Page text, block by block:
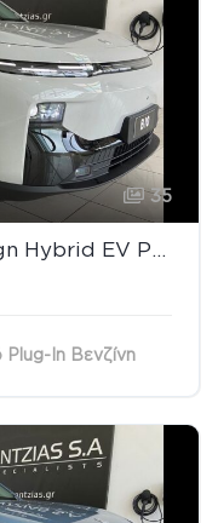
35
Leapmotor B 10 2026 Design Hybrid EV Panorama
Plug-In Βενζίνη